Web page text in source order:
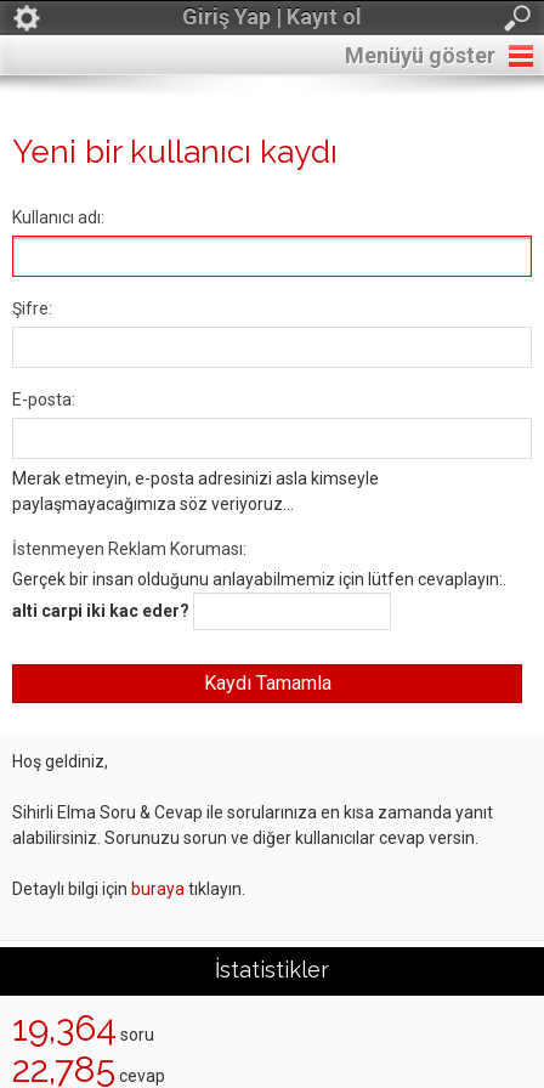
Giriş Yap | Kayıt ol
Menüyü göster
Yeni bir kullanıcı kaydı
Kullanıcı adı:
Şifre:
E-posta:
Merak etmeyin, e-posta adresinizi asla kimseyle
paylaşmayacağımıza söz veriyoruz...
İstenmeyen Reklam Koruması:
Gerçek bir insan olduğunu anlayabilmemiz için lütfen cevaplayın:.
alti carpi iki kac eder?
Hoş geldiniz,
Sihirli Elma Soru & Cevap ile sorularınıza en kısa zamanda yanıt
alabilirsiniz. Sorunuzu sorun ve diğer kullanıcılar cevap versin.
Detaylı bilgi için buraya tıklayın.
İstatistikler
19,364 soru
22,785 cevap